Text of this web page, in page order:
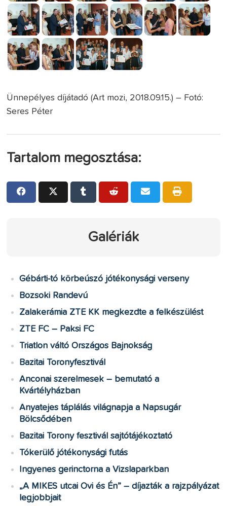
Ünnepélyes díjátadó (Art mozi, 2018.09.15.) – Fotó:
Seres Péter
Tartalom megosztása:
Galériák
Gébárti-tó körbeúszó jótékonysági verseny
Bozsoki Randevú
Zalakerámia ZTE KK megkezdte a felkészülést
ZTE FC – Paksi FC
Triatlon váltó Országos Bajnokság
Bazitai Toronyfesztivál
Anconai szerelmesek – bemutató a
Kvártélyházban
Anyatejes táplálás világnapja a Napsugár
Bölcsődében
Bazitai Torony fesztivál sajtótájékoztató
Tókerülő jótékonysági futás
Ingyenes gerinctorna a Vizslaparkban
„A MIKES utcai Ovi és Én” – díjazták a rajzpályázat
legjobbjait